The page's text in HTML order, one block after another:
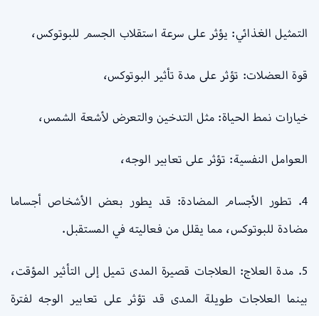
التمثيل الغذائي: يؤثر على سرعة استقلاب الجسم للبوتوكس،
قوة العضلات: تؤثر على مدة تأثير البوتوكس،
خيارات نمط الحياة: مثل التدخين والتعرض لأشعة الشمس،
العوامل النفسية: تؤثر على تعابير الوجه،
4. تطور الأجسام المضادة: قد يطور بعض الأشخاص أجساما
مضادة للبوتوكس، مما يقلل من فعاليته في المستقبل.
5. مدة العلاج: العلاجات قصيرة المدى تميل إلى التأثير المؤقت،
بينما العلاجات طويلة المدى قد تؤثر على تعابير الوجه لفترة